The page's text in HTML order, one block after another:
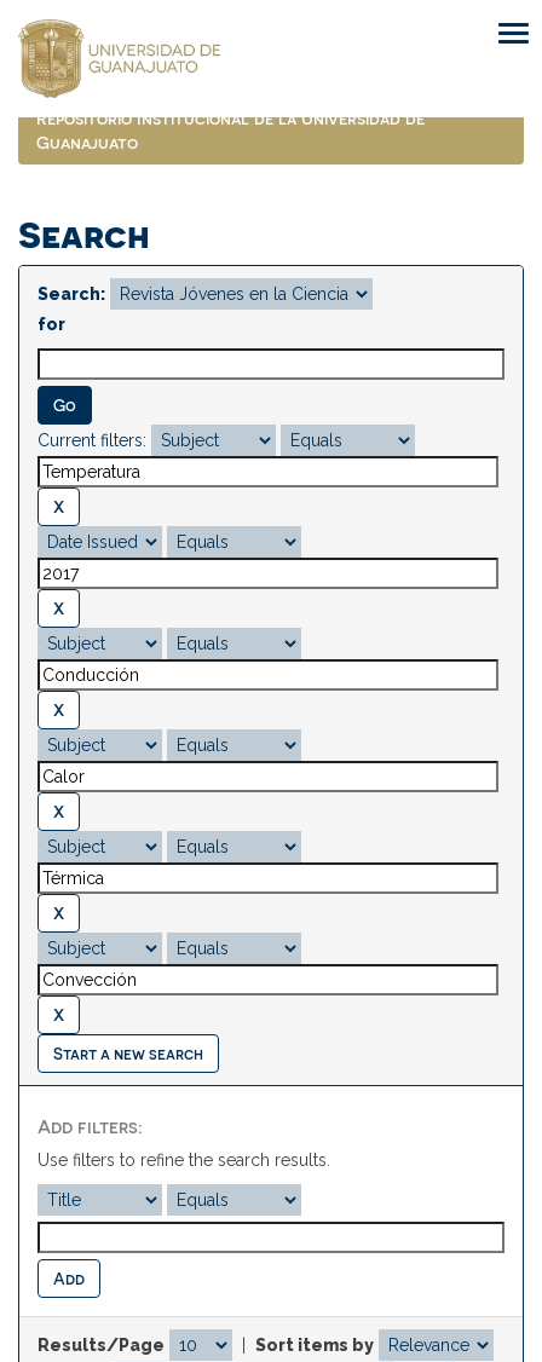
navigation
Repositorio Institucional de la Universidad de
Guanajuato
Search
Search:
for
Current filters:
Start a new search
Add filters:
Use filters to refine the search results.
Results/Page
Sort items by